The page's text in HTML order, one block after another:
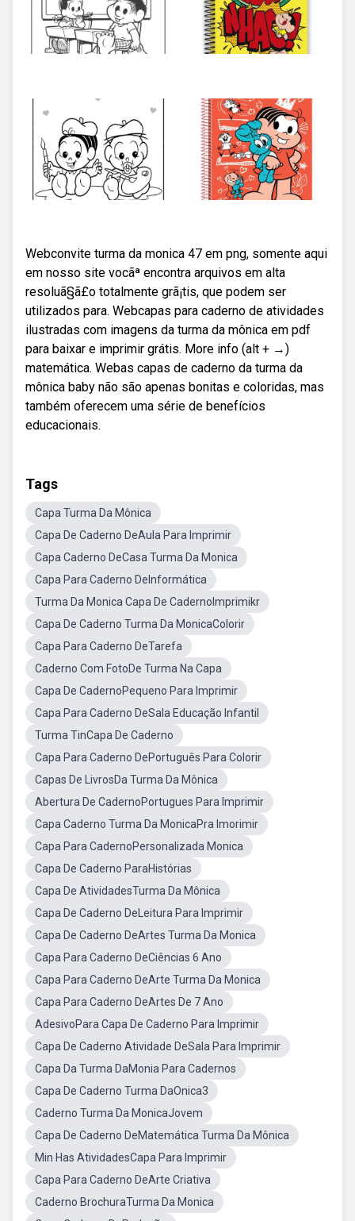
Webconvite turma da monica 47 em png, somente aqui
em nosso site vocãª encontra arquivos em alta
resoluã§ã£o totalmente grã¡tis, que podem ser
utilizados para. Webcapas para caderno de atividades
ilustradas com imagens da turma da mônica em pdf
para baixar e imprimir grátis. More info (alt + →)
matemática. Webas capas de caderno da turma da
mônica baby não são apenas bonitas e coloridas, mas
também oferecem uma série de benefícios
educacionais.
Tags
Capa Turma Da Mônica
Capa De Caderno DeAula Para Imprimir
Capa Caderno DeCasa Turma Da Monica
Capa Para Caderno DeInformática
Turma Da Monica Capa De CadernoImprimikr
Capa De Caderno Turma Da MonicaColorir
Capa Para Caderno DeTarefa
Caderno Com FotoDe Turma Na Capa
Capa De CadernoPequeno Para Imprimir
Capa Para Caderno DeSala Educação Infantil
Turma TinCapa De Caderno
Capa Para Caderno DePortuguês Para Colorir
Capas De LivrosDa Turma Da Mônica
Abertura De CadernoPortugues Para Imprimir
Capa Caderno Turma Da MonicaPra Imorimir
Capa Para CadernoPersonalizada Monica
Capa De Caderno ParaHistórias
Capa De AtividadesTurma Da Mônica
Capa De Caderno DeLeitura Para Imprimir
Capa De Caderno DeArtes Turma Da Monica
Capa Para Caderno DeCiências 6 Ano
Capa Para Caderno DeArte Turma Da Monica
Capa Para Caderno DeArtes De 7 Ano
AdesivoPara Capa De Caderno Para Imprimir
Capa De Caderno Atividade DeSala Para Imprimir
Capa Da Turma DaMonia Para Cadernos
Capa De Caderno Turma DaOnica3
Caderno Turma Da MonicaJovem
Capa De Caderno DeMatemática Turma Da Mônica
Min Has AtividadesCapa Para Imprimir
Capa Para Caderno DeArte Criativa
Caderno BrochuraTurma Da Monica